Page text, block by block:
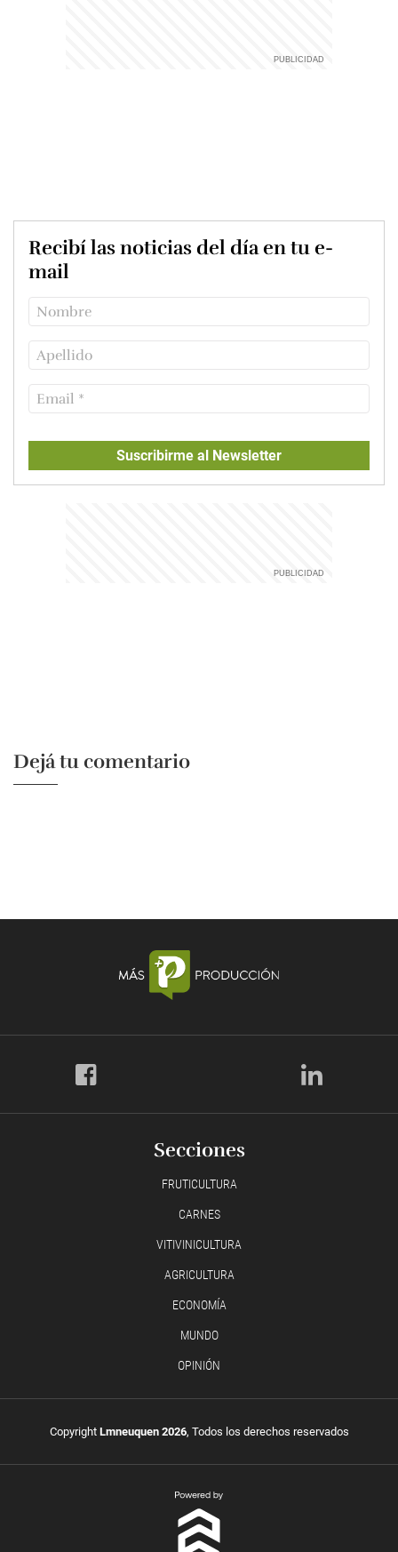
Recibí las noticias del día en tu e-
mail
Suscribirme al Newsletter
Dejá tu comentario
Secciones
FRUTICULTURA
CARNES
VITIVINICULTURA
AGRICULTURA
ECONOMÍA
MUNDO
OPINIÓN
Copyright Lmneuquen 2026, Todos los derechos reservados